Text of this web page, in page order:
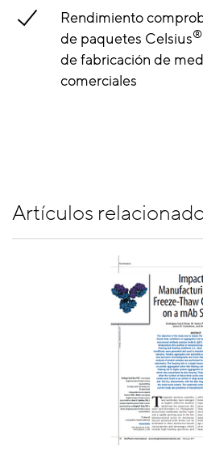
Rendimiento
de paquetes Celsius®
de fabricación de
comerciales
Artículos